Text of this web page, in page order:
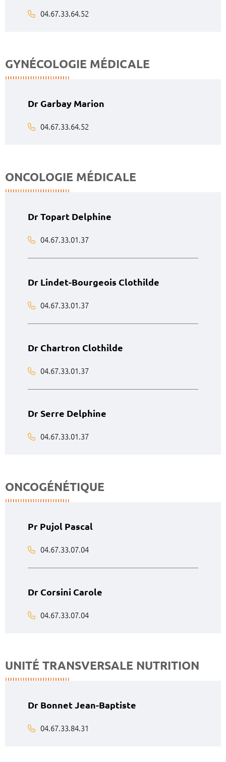
04.67.33.64.52
GYNÉCOLOGIE MÉDICALE
Dr Garbay Marion
04.67.33.64.52
ONCOLOGIE MÉDICALE
Dr Topart Delphine
04.67.33.01.37
Dr Lindet-Bourgeois Clothilde
04.67.33.01.37
Dr Chartron Clothilde
04.67.33.01.37
Dr Serre Delphine
04.67.33.01.37
ONCOGÉNÉTIQUE
Pr Pujol Pascal
04.67.33.07.04
Dr Corsini Carole
04.67.33.07.04
UNITÉ TRANSVERSALE NUTRITION
Dr Bonnet Jean-Baptiste
04.67.33.84.31